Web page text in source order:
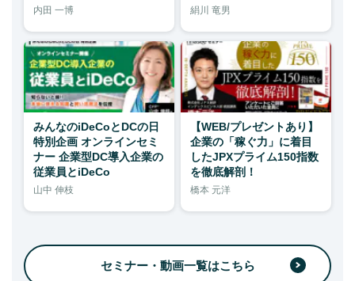
内田 一博 絹川 竜男
みんなのiDeCoとDCの日
特別企画 オンラインセミ
ナー 企業型DC導入企業の
従業員とiDeCo
山中 伸枝
【WEB/プレゼントあり】
企業の「稼ぐ力」に着目
したJPXプライム150指数
を徹底解剖！
橋本 元洋
セミナー・動画一覧はこちら